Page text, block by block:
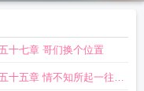
这么慢
都市之战神无双都市无敌战神
更新都市无敌战神在线阅读
十七章 哥们换个位置
十五章 情不知所起一往而